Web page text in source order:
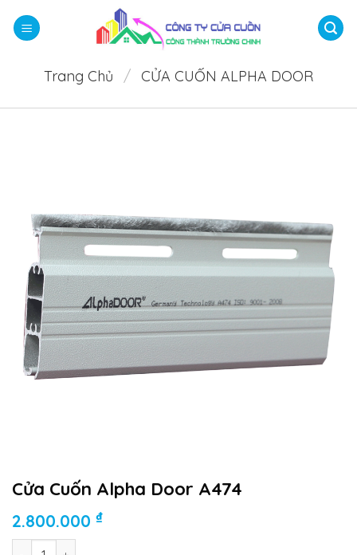
qua
Trang Chủ / CỬA CUỐN ALPHA DOOR
Cửa Cuốn Alpha Door A474
2.800.000 ₫
Số lượng